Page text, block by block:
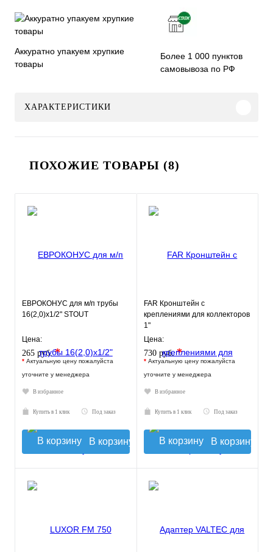
Аккуратно упакуем хрупкие
товары
Более 1 000 пунктов
самовывоза по РФ
ХАРАКТЕРИСТИКИ
ПОХОЖИЕ ТОВАРЫ (8)
ЕВРОКОНУС для м/п трубы
16(2,0)x1/2" STOUT
Цена:
265 руб.*
* Актуальную цену пожалуйста
уточните у менеджера
В избранное
Купить в 1 клик Под заказ
В корзину
FAR Кронштейн с
креплениями для коллекторов
1"
Цена:
730 руб.*
* Актуальную цену пожалуйста
уточните у менеджера
В избранное
Купить в 1 клик Под заказ
В корзину